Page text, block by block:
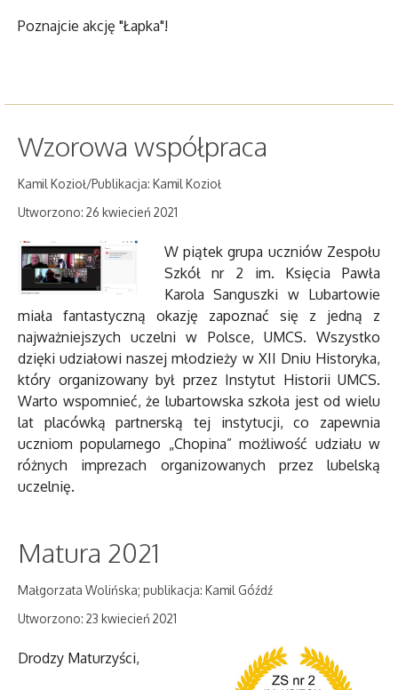
Poznajcie akcję "Łapka"!
Wzorowa współpraca
Kamil Kozioł/Publikacja: Kamil Kozioł
Utworzono: 26 kwiecień 2021
W piątek grupa uczniów Zespołu
Szkół nr 2 im. Księcia Pawła
Karola Sanguszki w Lubartowie
miała fantastyczną okazję zapoznać się z jedną z
najważniejszych uczelni w Polsce, UMCS. Wszystko
dzięki udziałowi naszej młodzieży w XII Dniu Historyka,
który organizowany był przez Instytut Historii UMCS.
Warto wspomnieć, że lubartowska szkoła jest od wielu
lat placówką partnerską tej instytucji, co zapewnia
uczniom popularnego „Chopina” możliwość udziału w
różnych imprezach organizowanych przez lubelską
uczelnię.
Matura 2021
Małgorzata Wolińska; publikacja: Kamil Góźdź
Utworzono: 23 kwiecień 2021
Drodzy Maturzyści,